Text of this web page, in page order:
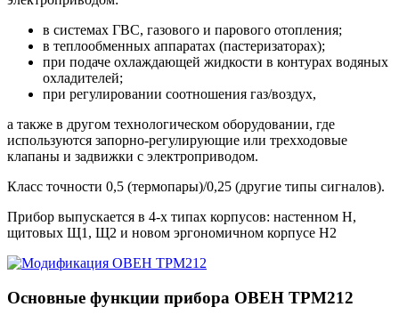
в системах ГВС, газового и парового отопления;
в теплообменных аппаратах (пастеризаторах);
при подаче охлаждающей жидкости в контурах водяных
охладителей;
при регулировании соотношения газ/воздух,
а также в другом технологическом оборудовании, где
используются запорно-регулирующие или трехходовые
клапаны и задвижки с электроприводом.
Класс точности 0,5 (термопары)/0,25 (другие типы сигналов).
Прибор выпускается в 4-х типах корпусов: настенном Н,
щитовых Щ1, Щ2 и новом эргономичном корпусе Н2
Основные функции прибора ОВЕН ТРМ212